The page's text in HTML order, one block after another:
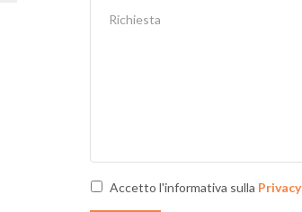
Accetto l'informativa sulla Privacy